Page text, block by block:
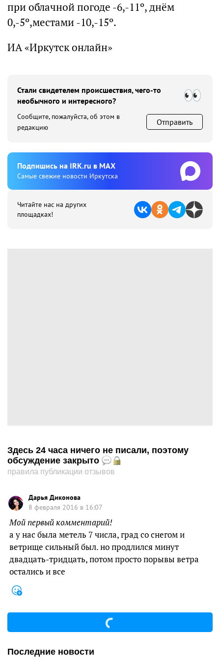
при облачной погоде -6,-11º, днём
0,-5º,местами -10,-15º.
ИА «Иркутск онлайн»
Стали свидетелем происшествия, чего-то
необычного и интересного?
Сообщите, пожалуйста, об этом в
редакцию
Отправить
Подпишиcь на IRK.ru в MAX
Cамые свежие новости Иркутска
Читайте нас на других
площадках!
Здесь 24 часа ничего не писали, поэтому
обсуждение закрыто
правила публикации отзывов
Дарья Диконова
8 февраля 2016 в 16:07
Мой первый комментарий!
а у нас была метель 7 числа, град со снегом и
ветрище сильный был. но продлился минут
двадцать-тридцать, потом просто порывы ветра
остались и все
Последние новости